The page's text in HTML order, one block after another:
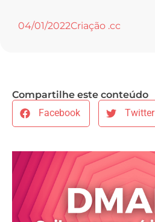
04/01/2022Criação .cc
Compartilhe este conteúdo
Facebook
Twitter